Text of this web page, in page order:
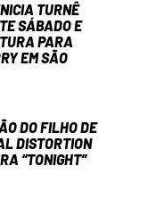
TURNÊ
SÁBADO E
PARA
EM SÃO
DO FILHO DE
DISTORTION
“TONIGHT”